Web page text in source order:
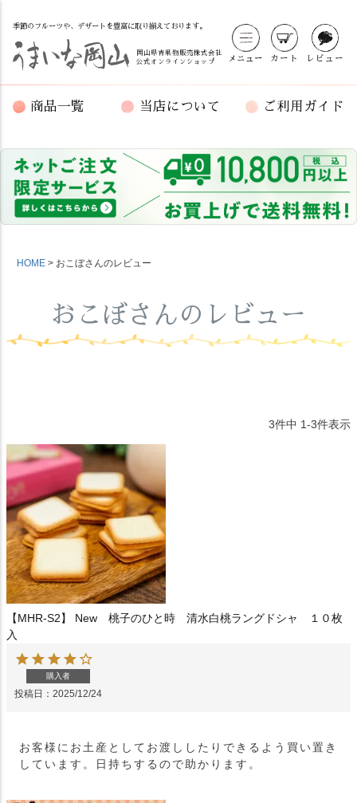
季節のフルーツや、デザートを豊富に取り揃えております。
岡山県青果物販売株式会社
公式オンラインショップ
メニュー カート レビュー
商品一覧 当店について ご利用ガイド
HOME おこぼさんのレビュー
おこぼさんのレビュー
3件中 1-3件表示
【MHR-S2】 New 桃子のひと時 清水白桃ラングドシャ １０枚
入
購入者
投稿日 2025/12/24
お客様にお土産としてお渡ししたりできるよう買い置き
しています。日持ちするので助かります。